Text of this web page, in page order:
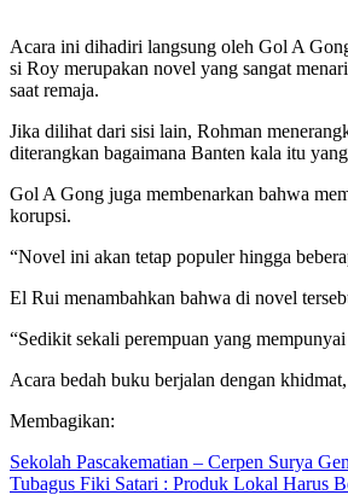
Acara ini dihadiri langsung oleh Gol A
si Roy merupakan novel yang sangat
saat remaja.
Jika dilihat dari sisi lain, Rohman
diterangkan bagaimana Banten kala itu
Gol A Gong juga membenarkan bahwa
korupsi.
“Novel ini akan tetap populer hingga
El Rui menambahkan bahwa di novel
“Sedikit sekali perempuan yang
Acara bedah buku berjalan dengan
Membagikan:
Sekolah Pascakematian – Cerpen Surya
Tubagus Fiki Satari : Produk Lokal Harus